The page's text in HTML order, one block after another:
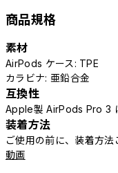
商品規格
素材
AirPods ケース: TPE
カラビナ: 亜鉛合金
互換性
Apple製 AirPods Pro 3
装着方法
ご使用の前に、装着方法
動画